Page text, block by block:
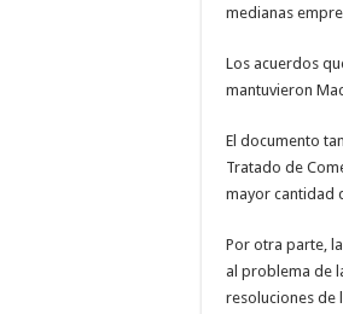
medianas
Los acuerdos
mantuvieron
El documento
Tratado de
mayor cantidad
Por otra parte,
al problema de
resoluciones de